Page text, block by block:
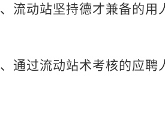
、流动站坚持德才兼备的用
、通过流动站术考核的应聘